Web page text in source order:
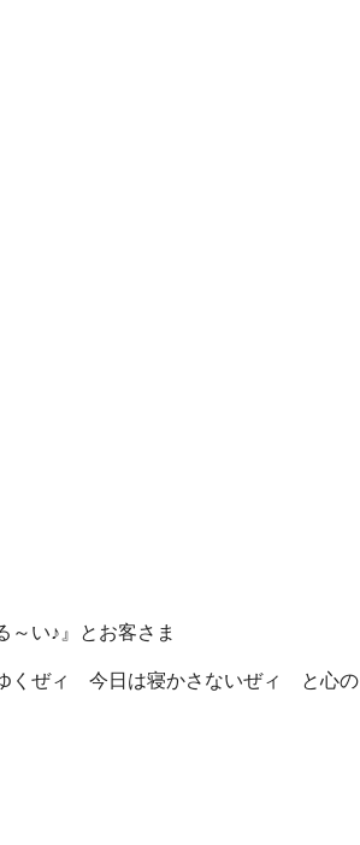
い♪』とお客さま
くぜィ 今日は寝かさないぜィ と心の